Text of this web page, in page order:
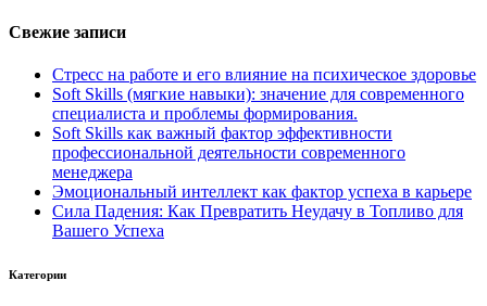
Свежие записи
Стресс на работе и его влияние на психическое здоровье
Soft Skills (мягкие навыки): значение для современного
специалиста и проблемы формирования.
Soft Skills как важный фактор эффективности
профессиональной деятельности современного
менеджера
Эмоциональный интеллект как фактор успеха в карьере
Сила Падения: Как Превратить Неудачу в Топливо для
Вашего Успеха
Категории